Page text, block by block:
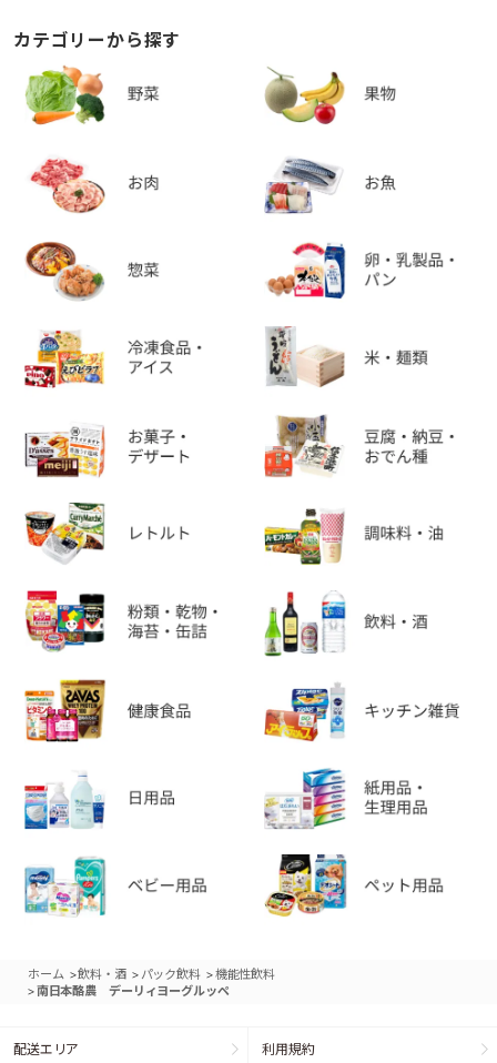
カテゴリーから探す
ホーム >飲料・酒 > パック飲料 >機能性飲料
>南日本酪農 デーリィヨーグルッペ
配送エリア 利用規約